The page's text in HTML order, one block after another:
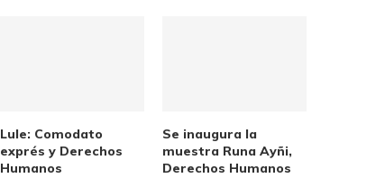
Lule: Comodato
exprés y Derechos
Humanos
Se inaugura la
muestra Runa Ayñi,
Derechos Humanos